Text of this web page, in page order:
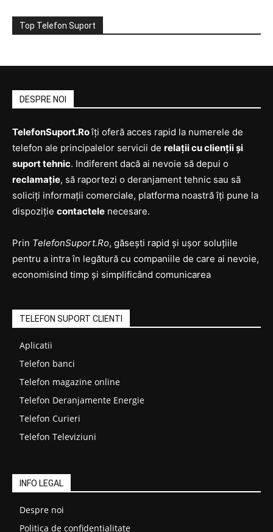
Top Telefon Suport
DESPRE NOI
TelefonSuport.Roîți oferă acces rapid la numerele de
telefon ale principalelor servicii de relații cu clienții și
suport tehnic. Indiferent dacă ai nevoie să depui o
reclamație, să raportezi o deranjament tehnic sau să
soliciți informații comerciale, platforma noastră îți pune la
dispoziție contactele necesare.
Prin TelefonSuport.Ro, găsești rapid și ușor soluțiile
pentru a intra în legătură cu companiile de care ai nevoie,
economisind timp și simplificând comunicarea
TELEFON SUPORT CLIENTI
Aplicatii
Telefon banci
Telefon magazine online
Telefon Deranjamente Energie
Telefon Curieri
Telefon Televiziuni
INFO LEGAL
Despre noi
Politica de confidentialitate